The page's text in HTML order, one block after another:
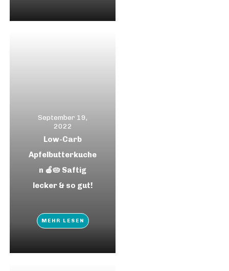
September 19,
2022
Low-Carb
Apfelbutterkuche
n 🍎🥧 Saftig
lecker & so gut!
MEHR LESEN